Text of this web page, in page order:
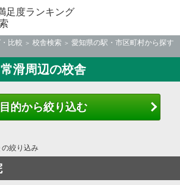
足度ランキング
比較 校舎検索
愛知県の駅・市区町村から探す
常滑周辺の校舎
目的から絞り込む
の絞り込み